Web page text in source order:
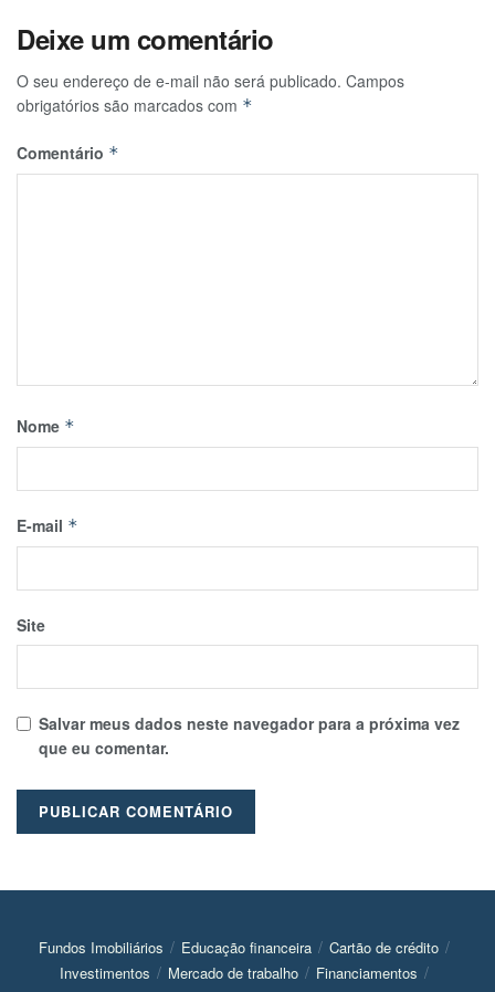
Deixe um comentário
O seu endereço de e-mail não será publicado. Campos
obrigatórios são marcados com *
Comentário *
Nome *
E-mail *
Site
Salvar meus dados neste navegador para a próxima vez
que eu comentar.
Fundos Imobiliários Educação financeira
Cartão de crédito
Investimentos
Mercado de trabalho
Financiamentos